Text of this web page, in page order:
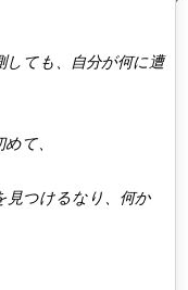
しても、自分が何に遭
て、
見つけるなり、何か